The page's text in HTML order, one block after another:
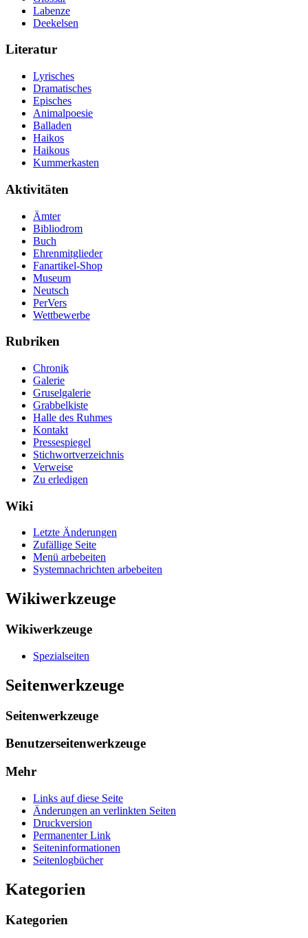
Labenze
Deekelsen
Literatur
Lyrisches
Dramatisches
Episches
Animalpoesie
Balladen
Haikos
Haikous
Kummerkasten
Aktivitäten
Ämter
Bibliodrom
Buch
Ehrenmitglieder
Fanartikel-Shop
Museum
Neutsch
PerVers
Wettbewerbe
Rubriken
Chronik
Galerie
Gruselgalerie
Grabbelkiste
Halle des Ruhmes
Kontakt
Pressespiegel
Stichwortverzeichnis
Verweise
Zu erledigen
Wiki
Letzte Änderungen
Zufällige Seite
Menü arbebeiten
Systemnachrichten arbebeiten
Wikiwerkzeuge
Wikiwerkzeuge
Spezialseiten
Seitenwerkzeuge
Seitenwerkzeuge
Benutzerseitenwerkzeuge
Mehr
Links auf diese Seite
Änderungen an verlinkten Seiten
Druckversion
Permanenter Link
Seiten­­informationen
Seitenlogbücher
Kategorien
Kategorien